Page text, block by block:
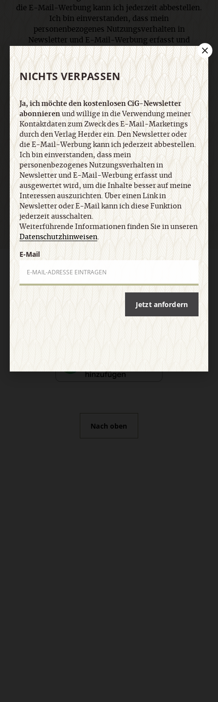
die E-Mail-Werbung kann ich jederzeit abbestellen.
Ich bin einverstanden, dass mein
personenbezogenes Nutzungsverhalten in
Newsletter und E-Mail-Werbung erfasst und
ausgewertet wird, um die Inhalte besser auf meine
Interessen auszurichten. Über einen Link in
Newsletter oder E-Mail kann ich diese Funktion
jederzeit ausschalten. Weiterführende
Informationen finden Sie in unseren
Datenschutzhinweisen.
E-Mail
Jetzt anmelden
Impressum
Abo online kündigen
Nach oben
NICHTS VERPASSEN
Ja, ich möchte den kostenlosen CiG-Newsletter
abonnierenund willige in die Verwendung meiner
Kontaktdaten zum Zweck des E-Mail-Marketings
durch den Verlag Herder ein. Den Newsletter oder
die E-Mail-Werbung kann ich jederzeit abbestellen.
Ich bin einverstanden, dass mein
personenbezogenes Nutzungsverhalten in
Newsletter und E-Mail-Werbung erfasst und
ausgewertet wird, um die Inhalte besser auf meine
Interessen auszurichten. Über einen Link in
Newsletter oder E-Mail kann ich diese Funktion
jederzeit ausschalten.
Weiterführende Informationen finden Sie in unseren
Datenschutzhinweisen.
E-Mail
Jetzt anfordern